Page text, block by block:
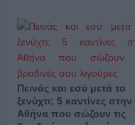
Πεινάς και εσύ μετά το
ξενύχτι; 5 καντίνες στην
Αθήνα που σώζουν τις